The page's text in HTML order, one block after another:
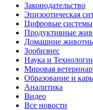
Законодательство
Эпизоотическая
Цифровые системы
Продуктивные
Домашние
Зообизнес
Наука и
Мировая
Образование и
Аналитика
Видео
Все новости